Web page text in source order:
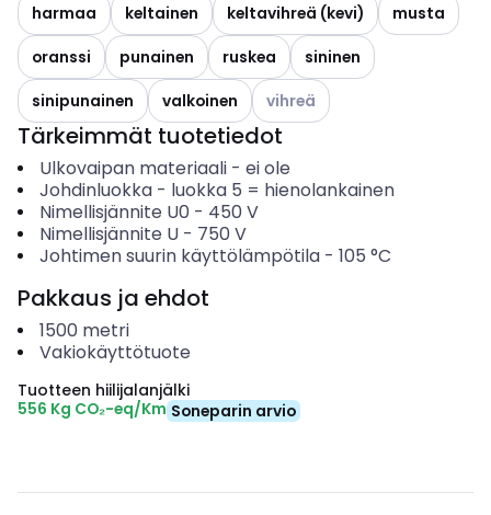
harmaa keltainen keltavihreä (kevi)
musta
oranssi
punainen ruskea
sininen
sinipunainen
valkoinen Katso käytettävissä olevat
vihreä
Tärkeimmät tuotetiedot
Ulkovaipan materiaali- ei ole
Johdinluokka- luokka 5 = hienolankainen
Nimellisjännite U0 - 450 V
Nimellisjännite U- 750 V
Johtimen suurin käyttölämpötila- 105 °C
Pakkaus ja ehdot
1500 metri
Vakiokäyttötuote
Tuotteen hiilijalanjälki
556 Kg CO₂-eq/Km Soneparin arvio